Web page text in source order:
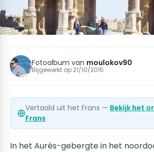
Fotoalbum van moulokov90
Bijgewerkt op 21/10/2015
Vertaald uit het Frans — Bekijk het
Frans
In het Aurès-gebergte in het